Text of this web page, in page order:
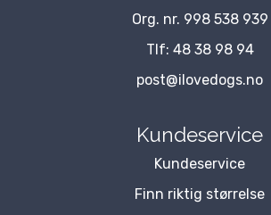
Org. nr. 998 538 939
Tlf: 48 38 98 94
post@ilovedogs.no
Kundeservice
Kundeservice
Finn riktig størrelse